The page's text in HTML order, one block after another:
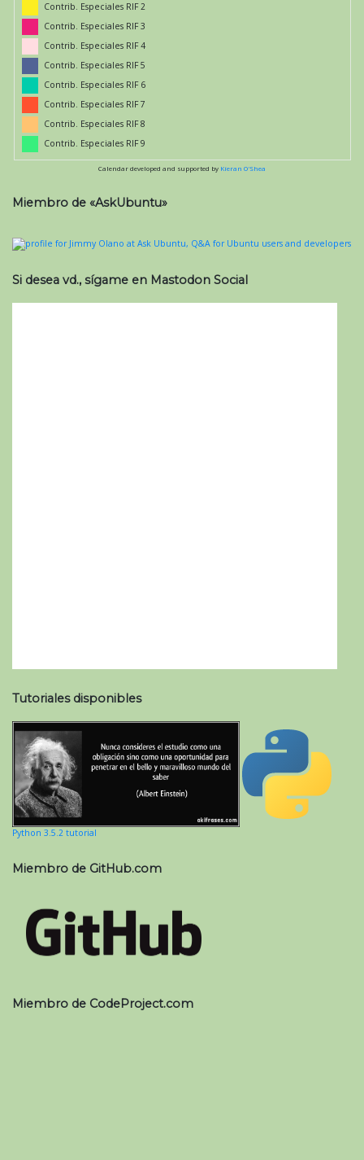
Contrib. Especiales RIF 2
Contrib. Especiales RIF 3
Contrib. Especiales RIF 4
Contrib. Especiales RIF 5
Contrib. Especiales RIF 6
Contrib. Especiales RIF 7
Contrib. Especiales RIF 8
Contrib. Especiales RIF 9
Calendar developed and supported by Kieran O'Shea
Miembro de «AskUbuntu»
Si desea vd., sígame en Mastodon Social
Tutoriales disponibles
Python 3.5.2 tutorial
Miembro de GitHub.com
Miembro de CodeProject.com